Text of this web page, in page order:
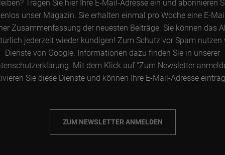
Tragen Sie hier Ihre E-Mail-Adresse ein und abonnieren
unser Magazin. Sie erhalten einmal pro Woche eine E-
Zusammenfassung der neuesten Beiträge. Sie können das
jederzeit wieder kündigen! Zum Schutz vor Spam nutzen
Dienste von Google. Informationen dazu finden Sie in unserer
Mit dem Klick auf "Zum Newsletter
Sie diese Dienste und können Ihre E-Mail-Adresse
ZUM NEWSLETTER ANMELDEN